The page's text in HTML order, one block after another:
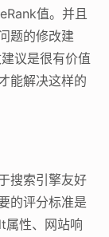
值。并且
题的修改建
议是很有价值
能解决这样的
搜索引擎友好
的评分标准是
属性、网站响